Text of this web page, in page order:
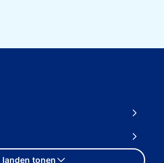
landen tonen